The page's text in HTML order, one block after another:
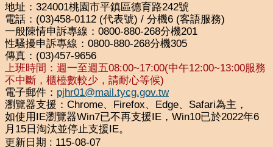
地址：324001桃園市平鎮區德育路242號
電話：(03)458-0112 (代表號) / 分機6 (客語服務)
一般陳情申訴專線：0800-880-268分機201
性騷擾申訴專線：0800-880-268分機305
傳真：(03)457-9656
上班時間：週一至週五08:00~17:00(中午12:00~13:00服務
不中斷，櫃檯數較少，請耐心等候)
電子郵件： pjhr01@mail.tycg.gov.tw
瀏覽器支援：Chrome、Firefox、Edge、Safari為主，
如使用IE瀏覽器Win7已不再支援IE，Win10已於2022年6
月15日淘汰並停止支援IE。
更新日期
115-08-07